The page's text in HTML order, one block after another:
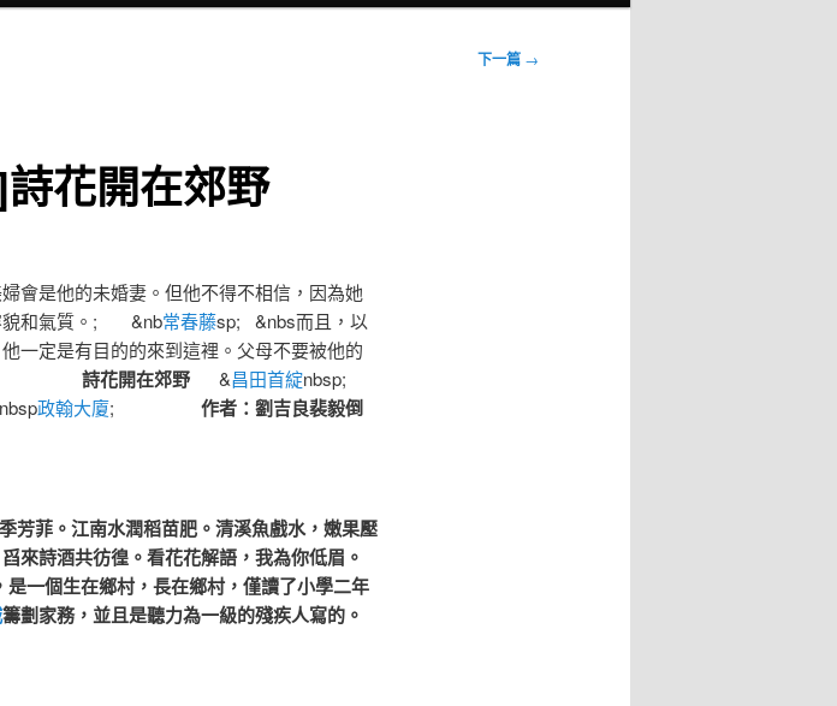
下一篇 →
花開在郊野
是他的未婚妻。但他不得不相信，因為她
貌和氣質。; &nb常春藤sp; &nbs而且，以
一定是有目的的來到這裡。父母不要被他的
p;
詩花開在郊野&昌田首綻nbsp;
政翰大廈;
作者：劉吉良裴毅倒
芳菲。江南水潤稻苗肥。清溪魚戲水，嫩果壓
來詩酒共彷徨。看花花解語，我為你低眉。
一個生在鄉村，長在鄉村，僅讀了小學二年
籌劃家務，並且是聽力為一級的殘疾人寫的。